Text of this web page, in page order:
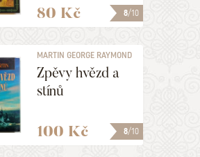
8/10
80 Kč
8/10
MARTIN GEORGE RAYMOND
RICHARD
Zpěvy hvězd a
stínů
100 Kč